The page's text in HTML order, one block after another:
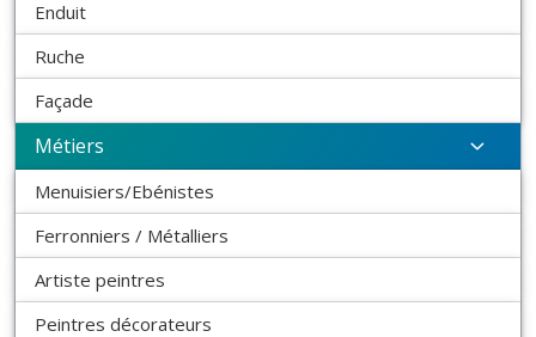
Enduit
Ruche
Façade
Métiers
Menuisiers/Ebénistes
Ferronniers / Métalliers
Artiste peintres
Peintres décorateurs